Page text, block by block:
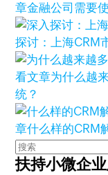
章金融公司需要
探讨：上海CRM
看文章为什么越
统？
章什么样的CRM
扶持小微企